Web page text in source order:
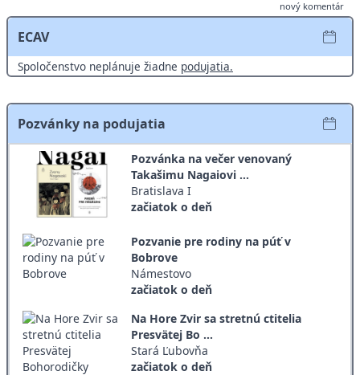
nový komentár
ECAV
Spoločenstvo neplánuje žiadne podujatia.
Pozvánky na podujatia
Pozvánka na večer venovaný
Takašimu Nagaiovi ...
Bratislava I
začiatok o deň
Pozvanie pre rodiny na púť v
Bobrove
Námestovo
začiatok o deň
Na Hore Zvir sa stretnú ctitelia
Presvätej Bo ...
Stará Ľubovňa
začiatok o deň